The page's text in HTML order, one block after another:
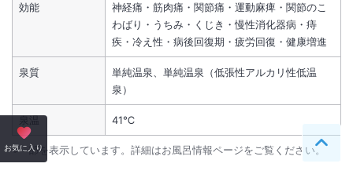
効能
神経痛・筋肉痛・関節痛・運動麻痺・関節のこ
わばり・うちみ・くじき・慢性消化器病・痔
疾・冷え性・病後回復期・疲労回復・健康増進
泉質
単純温泉、単純温泉（低張性アルカリ性低温
泉）
泉温 41℃
※一部を表示しています。詳細はお風呂情報ページをご覧ください。
お気に入り ペー